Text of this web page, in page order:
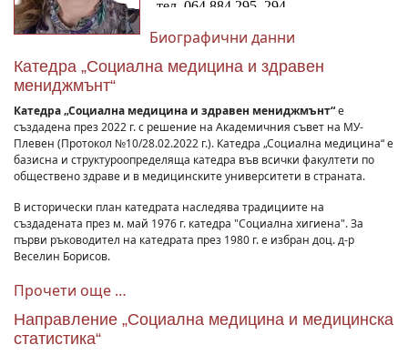
Биографични данни
Катедра „Социална медицина и здравен
мениджмънт“
Катедра „Социална медицина и здравен мениджмънт“е
създадена през 2022 г. с решение на Академичния съвет на МУ-
Плевен (Протокол №10/28.02.2022 г.). Катедра „Социална медицина“ е
базисна и структуроопределяща катедра във всички факултети по
обществено здраве и в медицинските университети в страната.
В исторически план катедрата наследява традициите на
създадената през м. май 1976 г. катедра "Социална хигиена". За
първи ръководител на катедрата през 1980 г. e избран доц. д-р
Веселин Борисов.
Прочети още …
Направление „Социална медицина и медицинска
статистика“